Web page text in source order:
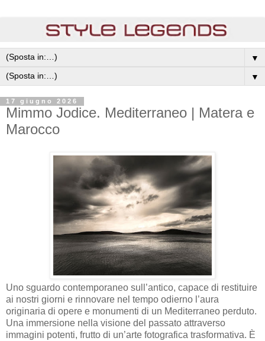
▼
▼
17 giugno 2026
Mimmo Jodice. Mediterraneo | Matera e
Marocco
Uno sguardo contemporaneo sull’antico, capace di restituire
ai nostri giorni e rinnovare nel tempo odierno l’aura
originaria di opere e monumenti di un Mediterraneo perduto.
Una immersione nella visione del passato attraverso
immagini potenti, frutto di un’arte fotografica trasformativa. È